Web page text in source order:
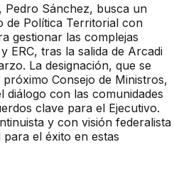
Pedro Sánchez, busca un
de Política Territorial con
gestionar las complejas
ERC, tras la salida de Arcadi
La designación, que se
Consejo de Ministros,
con las comunidades
clave para el Ejecutivo.
y con visión federalista
el éxito en estas